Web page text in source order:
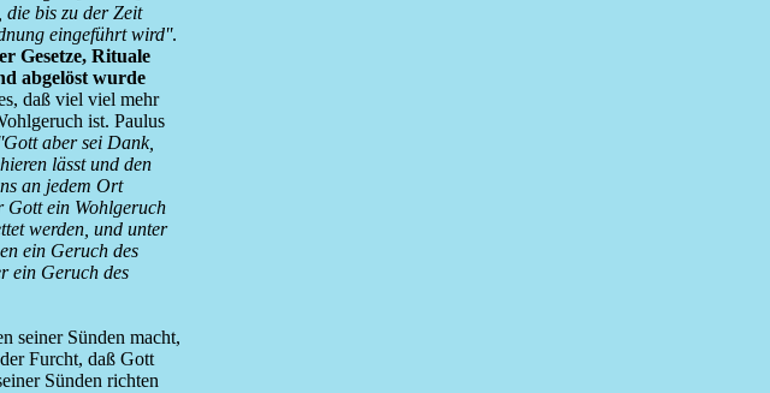
die bis zu der Zeit
eingeführt wird''.
Gesetze, Rituale
abgelöst wurde
daß viel viel mehr
ist. Paulus
''Gott aber sei Dank,
lässt und den
an jedem Ort
ein Wohlgeruch
werden, und unter
ein Geruch des
ein Geruch des
seiner Sünden macht,
Furcht, daß Gott
Sünden richten